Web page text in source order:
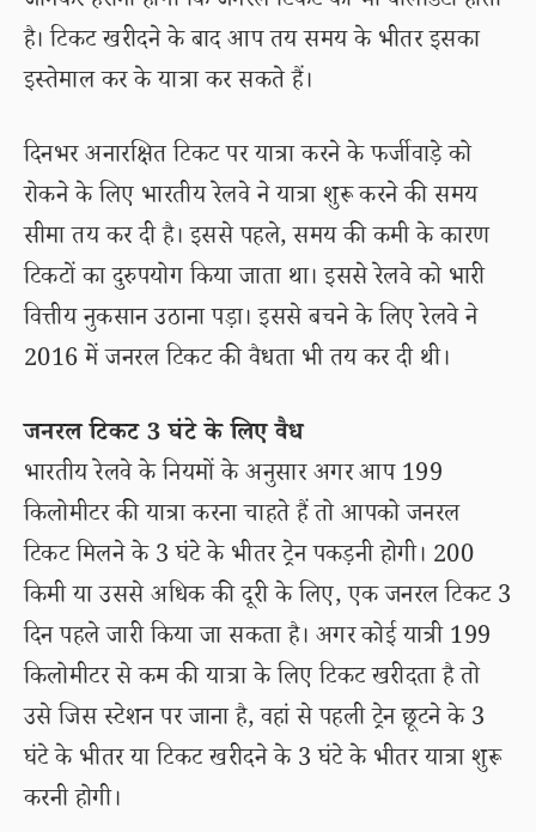
है। टिकट खरीदने के बाद आप तय समय के भीतर इसका
इस्तेमाल कर के यात्रा कर सकते हैं।
दिनभर अनारक्षित टिकट पर यात्रा करने के फर्जीवाड़े को
रोकने के लिए भारतीय रेलवे ने यात्रा शुरू करने की समय
सीमा तय कर दी है। इससे पहले, समय की कमी के कारण
टिकटों का दुरुपयोग किया जाता था। इससे रेलवे को भारी
वित्तीय नुकसान उठाना पड़ा। इससे बचने के लिए रेलवे ने
2016 में जनरल टिकट की वैधता भी तय कर दी थी।
जनरल टिकट 3 घंटे के लिए वैध
भारतीय रेलवे के नियमों के अनुसार अगर आप 199
किलोमीटर की यात्रा करना चाहते हैं तो आपको जनरल
टिकट मिलने के 3 घंटे के भीतर ट्रेन पकड़नी होगी। 200
किमी या उससे अधिक की दूरी के लिए, एक जनरल टिकट 3
दिन पहले जारी किया जा सकता है। अगर कोई यात्री 199
किलोमीटर से कम की यात्रा के लिए टिकट खरीदता है तो
उसे जिस स्टेशन पर जाना है, वहां से पहली ट्रेन छूटने के 3
घंटे के भीतर या टिकट खरीदने के 3 घंटे के भीतर यात्रा शुरू
करनी होगी।